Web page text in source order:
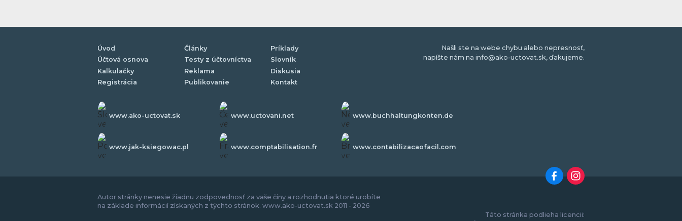
Úvod Články
Príklady
Účtová osnova
Testy z účtovníctva
Slovník
Kalkulačky
Reklama
Diskusia
Registrácia
Publikovanie Kontakt
Našli ste na webe chybu alebo nepresnosť,
napíšte nám na info@ako-uctovat.sk, ďakujeme.
www.ako-uctovat.sk www.uctovani.net www.buchhaltungkonten.de
www.jak-ksiegowac.pl www.comptabilisation.fr www.contabilizacaofacil.com
Autor stránky nenesie žiadnu zodpovednosť za vaše činy a rozhodnutia ktoré urobíte
na základe informácií získaných z týchto stránok. www.ako-uctovat.sk 2011 - 2026
Táto stránka podlieha licencii: